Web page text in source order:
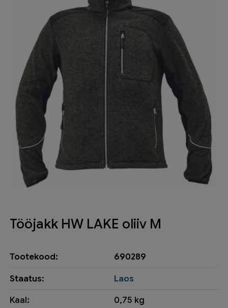
Tööjakk HW LAKE oliiv M
Tootekood: 690289
Staatus: Laos
Kaal: 0,75 kg